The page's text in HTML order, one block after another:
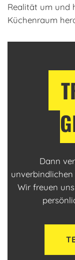
Realität um und
Küchenraum
Dann
Wir freuen